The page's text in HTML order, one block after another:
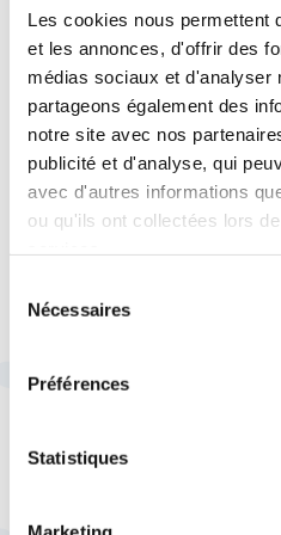
Les cookies nous permettent
et les annonces, d'offrir des
médias sociaux et d'analyser
partageons également des
notre site avec nos
publicité et d'analyse, qui
avec d'autres informations
ou qu'ils ont collectées lors
Nécessaires
Préférences
Statistiques
À lire
Quand
public font